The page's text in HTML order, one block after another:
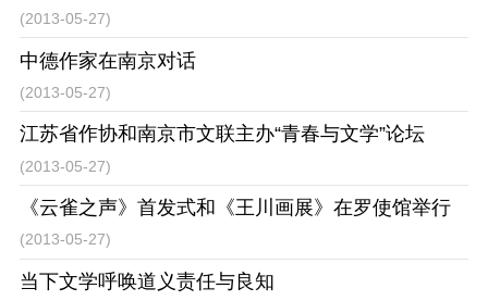
(2013-05-27)
中德作家在南京对话
(2013-05-27)
江苏省作协和南京市文联主办“青春与文学”论坛
(2013-05-27)
《云雀之声》首发式和《王川画展》在罗使馆举行
(2013-05-27)
当下文学呼唤道义责任与良知